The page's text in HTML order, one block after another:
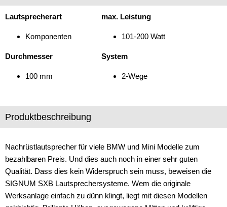
1er
2er
3er
4er
6er
i8
X1
X2
Lautsprecherart
Komponenten
max. Leistung
101-200 Watt
Durchmesser
100 mm
System
2-Wege
Produktbeschreibung
Nachrüstlautsprecher für viele BMW und Mini Modelle zum
bezahlbaren Preis. Und dies auch noch in einer sehr guten
Qualität. Dass dies kein Widerspruch sein muss, beweisen die
SIGNUM SXB Lautsprechersysteme. Wem die originale
Werksanlage einfach zu dünn klingt, liegt mit diesen Modellen